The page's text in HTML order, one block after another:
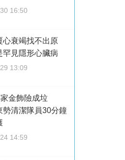
16:50
心衰竭找不出原
見隱形心臟病
13:09
金飾險成垃
清潔隊員30分鐘
14:59